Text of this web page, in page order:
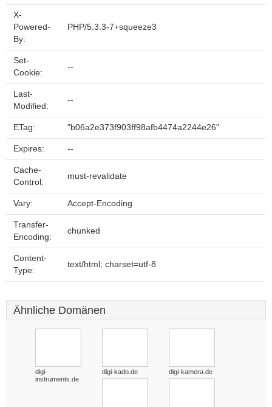
X-
Powered-
By:
PHP/5.3.3-7+squeeze3
Set-
Cookie:
--
Last-
Modified:
--
ETag: "b06a2e373f903ff98afb4474a2244e26"
Expires: --
Cache-
Control:
must-revalidate
Vary: Accept-Encoding
Transfer-
Encoding:
chunked
Content-
Type:
text/html; charset=utf-8
Ähnliche Domänen
digi-
instruments.de
digi-kado.de digi-kamera.de